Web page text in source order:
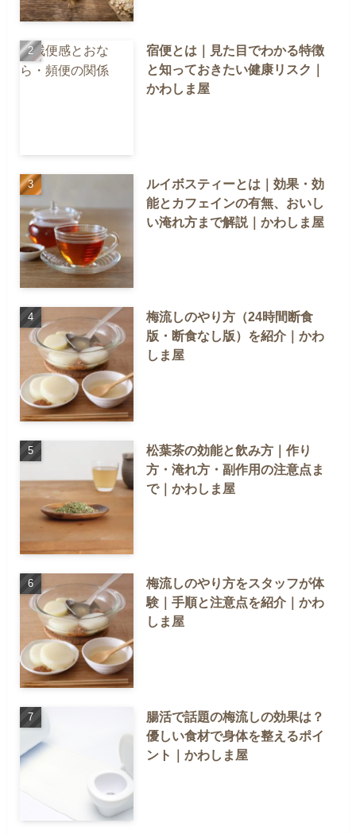
宿便とは｜見た目でわかる特徴
と知っておきたい健康リスク｜
かわしま屋
ルイボスティーとは｜効果・効
能とカフェインの有無、おいし
い淹れ方まで解説｜かわしま屋
梅流しのやり方（24時間断食
版・断食なし版）を紹介｜かわ
しま屋
松葉茶の効能と飲み方｜作り
方・淹れ方・副作用の注意点ま
で｜かわしま屋
梅流しのやり方をスタッフが体
験｜手順と注意点を紹介｜かわ
しま屋
腸活で話題の梅流しの効果は？
優しい食材で身体を整えるポイ
ント｜かわしま屋